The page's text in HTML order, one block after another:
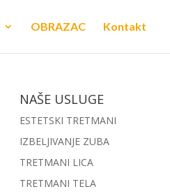
OBRAZAC Kontakt
NAŠE USLUGE
ESTETSKI TRETMANI
IZBELJIVANJE ZUBA
TRETMANI LICA
TRETMANI TELA